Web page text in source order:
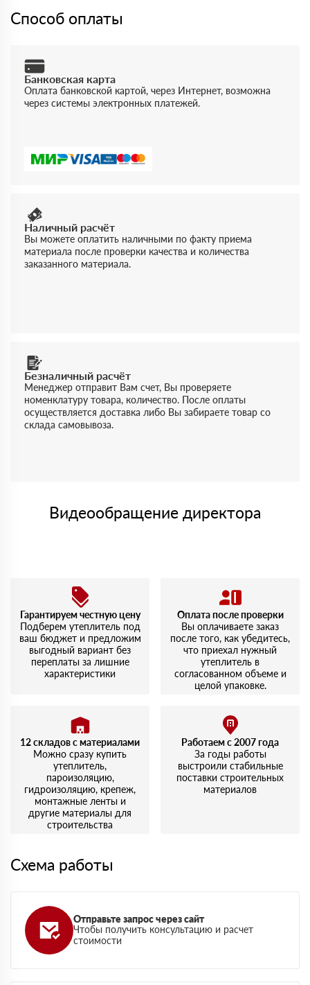
Способ оплаты
Банковская карта
Оплата банковской картой, через Интернет, возможна
через системы электронных платежей.
Наличный расчёт
Вы можете оплатить наличными по факту приема
материала после проверки качества и количества
заказанного материала.
Безналичный расчёт
Менеджер отправит Вам счет, Вы проверяете
номенклатуру товара, количество. После оплаты
осуществляется доставка либо Вы забираете товар со
склада самовывоза.
Видеообращение директора
Гарантируем честную цену
Подберем утеплитель под
ваш бюджет и предложим
выгодный вариант без
переплаты за лишние
характеристики
Оплата после проверки
Вы оплачиваете заказ
после того, как убедитесь,
что приехал нужный
утеплитель в
согласованном объеме и
целой упаковке.
12 складов с материалами
Можно сразу купить
утеплитель,
пароизоляцию,
гидроизоляцию, крепеж,
монтажные ленты и
другие материалы для
строительства
Работаем с 2007 года
За годы работы
выстроили стабильные
поставки строительных
материалов
Схема работы
Отправьте запрос через сайт
Чтобы получить консультацию и расчет
стоимости